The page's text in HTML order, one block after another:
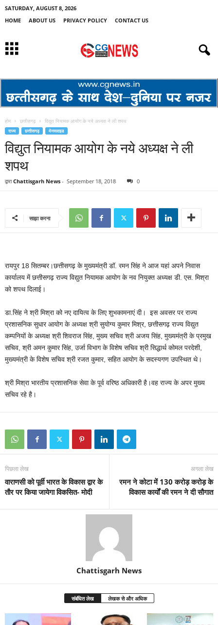
SATURDAY, AUGUST 8, 2026
HOME
ABOUT US PRIVACY POLICY CONTACT US
होम छत्तीसगढ़ विद्युत नियामक आयोग के नये अध्यक्ष ने ली शपथ
राज्य छत्तीसगढ़ मेनस्लाइड
विद्युत नियामक आयोग के नये अध्यक्ष ने ली
शपथ
द्वारा Chattisgarh News - September 18, 2018 0
साझा करना
रायपुर 18 सितम्बर।छत्तीसगढ़ के मुख्यमंत्री डॉ. रमन सिंह ने आज यहां अपने निवास
कार्यालय में छत्तीसगढ़ राज्य विद्युत नियामक आयोग के नव नियुक्त अध्यक्ष डी. एस. मिश्रा
को शपथ दिलाई।
डा.सिंह ने श्री मिश्रा को नए दायित्व के लिए शुभकामनाएं दी। इस अवसर पर राज्य
प्रशासनिक सुधार आयोग के अध्यक्ष श्री सुयोग्य कुमार मिश्र, छत्तीसगढ़ राज्य विद्युत
कम्पनियों के अध्यक्ष श्री शिवराज सिंह, मुख्य सचिव श्री अजय सिंह, मुख्यमंत्री के प्रमुख
सचिव, श्री अमन कुमार सिंह, उर्जा विभाग के विशेष सचिव श्री सिद्धार्थ कोमल परदेशी,
मुख्यमंत्री के विशेष सचिव श्री रजत कुमार, सहित आयोग के सदस्यगण उपस्थित थे।
श्री मिश्रा भारतीय प्रशासनिक सेवा के पूर्व वरिष्ठ अधिकारी है।वह राज्य के अपर मुख्य
सचिव रहे है।
पिछला लेख
वाराणसी को पूर्वी भारत के विकास द्वार के
तौर पर किया जायेगा विकसित- मोदी
अगला लेख
रमन ने कोटा में 130 करोड़ करोड़ के
विकास कार्यों की रमन ने दी सौगात
Chattisgarh News
संबंधित लेख लेखक से और अधिक